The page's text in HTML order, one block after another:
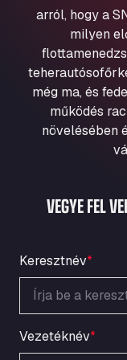
Aqua Ariva
Marie-Curie-
Aral
An der
ARAL
Oppelner Str.
ARAL
Obernburger
Ardleigh
a120
arról, hogy a
milyen
még ma, és
működés
növelésében
VEGYE FEL
Keresztnév*
Vezetéknév*